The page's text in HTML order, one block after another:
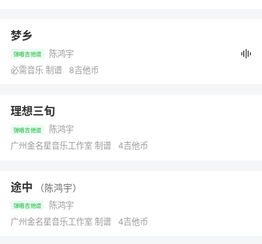
梦乡
弹唱吉他谱
陈鸿宇
必需音乐 制谱 8吉他币
理想三旬
弹唱吉他谱
陈鸿宇
广州金名星音乐工作室 制谱 4吉他币
途中 （陈鸿宇）
弹唱吉他谱
陈鸿宇
广州金名星音乐工作室 制谱 4吉他币